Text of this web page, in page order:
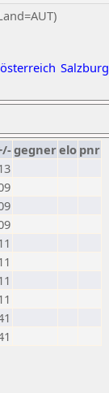
Salzburg
gegnerelo pnr